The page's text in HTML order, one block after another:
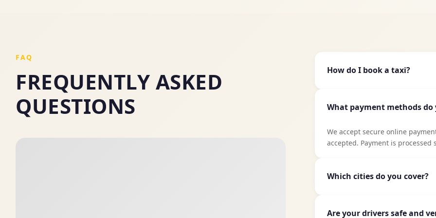
FAQ
FREQUENTLY ASKED
QUESTIONS
How do I book a taxi?
location and destination, select
What payment methods do
We accept secure online
accepted. Payment is
Which cities do you cover?
Uppsala, Linköping, Västerås,
Are your drivers safe and